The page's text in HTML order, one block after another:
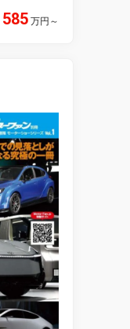
585 万円 ～